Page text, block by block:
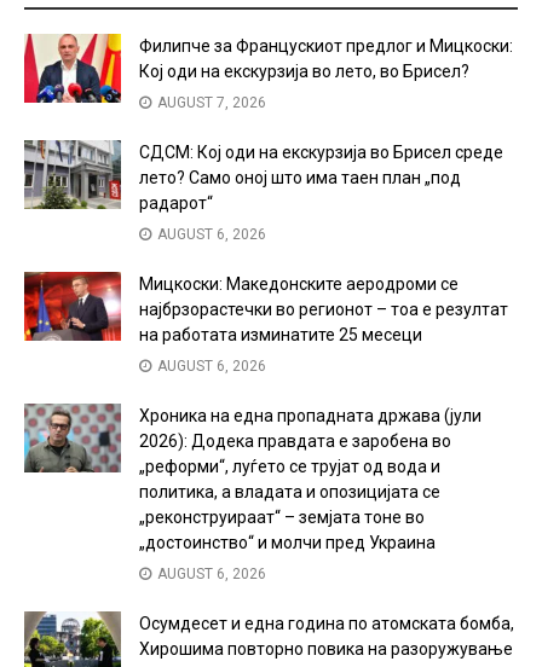
Филипче за Францускиот предлог и Мицкоски:
Кој оди на екскурзија во лето, во Брисел?
AUGUST 7, 2026
СДСМ: Кој оди на екскурзија во Брисел среде
лето? Само оној што има таен план „под
радарот“
AUGUST 6, 2026
Мицкоски: Македонските аеродроми се
најбрзорастечки во регионот – тоа е резултат
на работата изминатите 25 месеци
AUGUST 6, 2026
Хроника на една пропадната држава (јули
2026): Додека правдата е заробена во
„реформи“, луѓето се трујат од вода и
политика, а владата и опозицијата се
„реконструираат“ – земјата тоне во
„достоинство“ и молчи пред Украина
AUGUST 6, 2026
Осумдесет и една година по атомската бомба,
Хирошима повторно повика на разоружување